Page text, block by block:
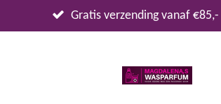
Gratis verzending vanaf €85,-